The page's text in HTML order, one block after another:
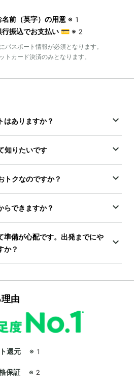
前（英字）の用意 ※1
振込でお支払い 💳 ※2
スポート情報が必須となります。
カード決済のみとなります。
はありますか？
知りたいです
トクなのですか？
らできますか？
準備が心配です。出発までにや
か？
由
還元 ※1
格保証 ※2